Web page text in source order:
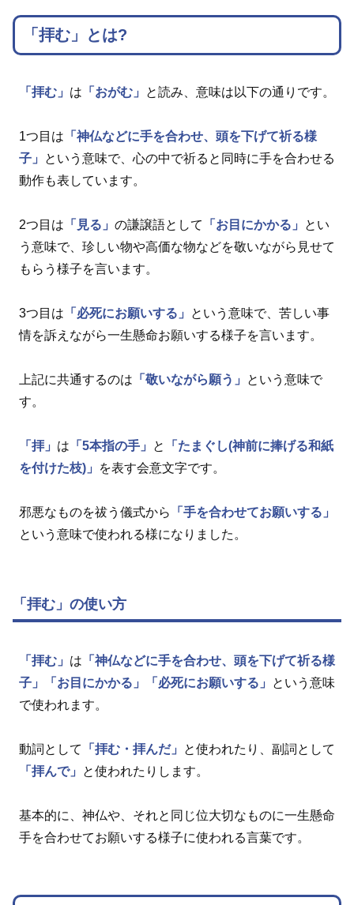
「拝む」とは?
「拝む」 は 「おがむ」 と読み、意味は以下の通りです。
1つ目は 「神仏などに手を合わせ、頭を下げて祈る様
子」
という意味で、心の中で祈ると同時に手を合わせる
動作も表しています。
2つ目は 「見る」 の謙譲語として 「お目にかかる」
とい
う意味で、珍しい物や高価な物などを敬いながら見せて
もらう様子を言います。
3つ目は 「必死にお願いする」
という意味で、苦しい事
情を訴えながら一生懸命お願いする様子を言います。
上記に共通するのは 「敬いながら願う」
という意味で
す。
「拝」 は 「5本指の手」 と
「たまぐし(神前に捧げる和紙
を付けた枝)」
を表す会意文字です。
邪悪なものを祓う儀式から
「手を合わせてお願いする」
という意味で使われる様になりました。
「拝む」の使い方
「拝む」 は 「神仏などに手を合わせ、頭を下げて祈る様
子」
「お目にかかる」 「必死にお願いする」
という意味
で使われます。
動詞として 「拝む・拝んだ」
と使われたり、副詞として
「拝んで」
と使われたりします。
基本的に、神仏や、それと同じ位大切なものに一生懸命
手を合わせてお願いする様子に使われる言葉です。